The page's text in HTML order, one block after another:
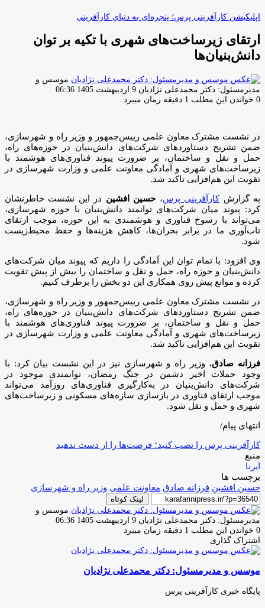
اپلیکیشن کارآفرینی پرس؛ پنجره‌ای به دنیای کارآفرینی
ارتقای زیرساخت‌های شهری با تکیه بر توان
دانش‌بنیان‌ها
موسس و
مدیرمسئول: دکتر محمدعلی نژادیان ارسال
ایمیل
9 اردیبهشت 1405 06:36
0 خواندن این مطلب 1 دقیقه زمان میبرد
در نشست مشترک معاون علمی رییس‌جمهور و وزیر راه و شهرسازی،
ضمن تشریح دستاوردهای شرکت‌های دانش‌بنیان در حوزه‌های راه،
حمل و نقل و ساختمان، بر ضرورت پیوند فناوری‌های هوشمند با
زیرساخت‌های شهری و آمادگی معاونت علمی و وزارت شهرسازی در
تقویت این هم‌افزایی تاکید شد.
به گزارشکارآفرینی پرس، حسین افشین در این نشست خاطرنشان
کرد: پیوند میان شرکت‌های توانمند دانش‌بنیان با حوزه شهرسازی،
می‌تواند با رسوخ فناوری و هوشمندی به این حوزه‌، موجب ارتقای
تاب‌آوری ما در برابر بحران‌ها، کاهش هزینه‌ها و حفظ محیط‌زیست
شود.
‌وی افزود: با تمام توان این آمادگی را داریم که پیوند میان شرکت‌های
دانش‌بنیان و حوزه راه، حمل و نقل و ساختمان را بیش از پیش تقویت
کرده و موانع پیش روی همکاری این دو بخش را برطرف کنیم.
در نشست مشترک معاون علمی رییس‌جمهور و وزیر راه و شهرسازی،
ضمن تشریح دستاوردهای شرکت‌های دانش‌بنیان در حوزه‌های راه،
حمل و نقل و ساختمان، بر ضرورت پیوند فناوری‌های هوشمند با
زیرساخت‌های شهری و آمادگی معاونت علمی و وزارت شهرسازی در
تقویت این هم‌افزایی تاکید شد.
‌فرزانه صادق، وزیر راه و شهرسازی نیز در این نشست بیان کرد: با
وجود حملات اخیر دشمن در جنگ رمضان، توانمندی موجود در
شرکت‌های دانش‌بنیان در به‌کارگیری فناوری‌های روزآمد می‌تواند
موجب ارتقای فناوری در بازسازی سازه‌های مسکونی و زیرساخت‌های
شهری و حمل و نقل شود.
انتهای پیام/
کارآفرینی پرس را نصب کنید؛ فرصت‌ها را از دست ندهید
منبع
ایرنا
برچسب ها
حسین افشین فرزانه صادق معاونت علمی وزیر راه و شهرسازی
لینک کوتاه
موسس و
مدیرمسئول: دکتر محمدعلی نژادیان ارسال
ایمیل
9 اردیبهشت 1405 06:36
0 خواندن این مطلب 1 دقیقه زمان میبرد
اشتراک گذاری
فیس
توئیتر
لینکدین
واتس
تلگرام
اشتراک
از
ایمیل
چاپ
موسس و مدیرمسئول: دکتر محمدعلی نژادیان
پایگاه خبری کارآفرینی پرس